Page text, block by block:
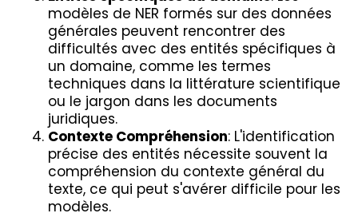
modèles de NER formés sur des données
générales peuvent rencontrer des
difficultés avec des entités spécifiques à
un domaine, comme les termes
techniques dans la littérature scientifique
ou le jargon dans les documents
juridiques.
Contexte Compréhension: L'identification
précise des entités nécessite souvent la
compréhension du contexte général du
texte, ce qui peut s'avérer difficile pour les
modèles.